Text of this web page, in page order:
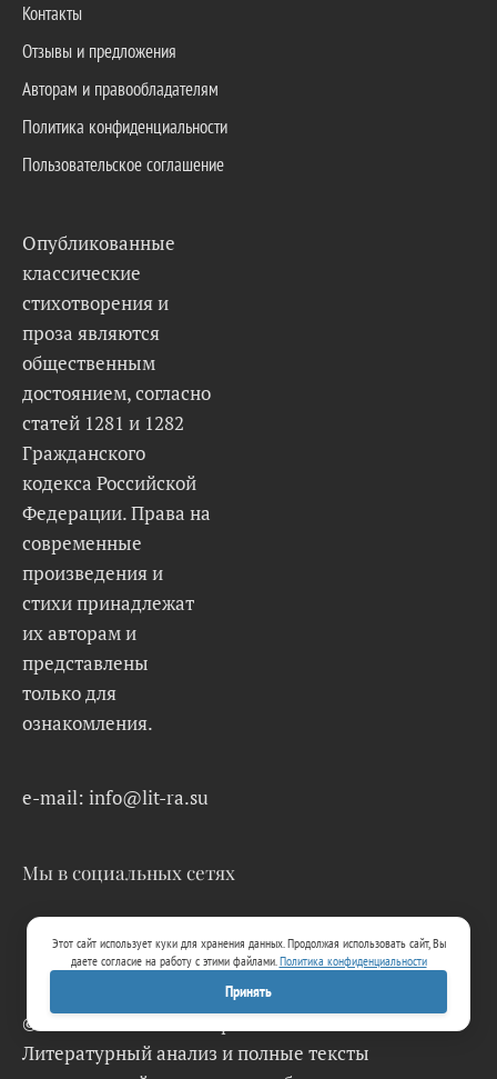
Контакты
Отзывы и предложения
Авторам и правообладателям
Политика конфиденциальности
Пользовательское соглашение
Опубликованные
классические
стихотворения и
проза являются
общественным
достоянием, согласно
статей 1281 и 1282
Гражданского
кодекса Российской
Федерации. Права на
современные
произведения и
стихи принадлежат
их авторам и
представлены
только для
ознакомления.
e-mail: info@lit-ra.su
Мы в социальных сетях
© 2026 Lit-Ra.su. Электронная библиотека.
Литературный анализ и полные тексты
Этот сайт использует куки для хранения данных. Продолжая использовать сайт, Вы
даете согласие на работу с этими файлами.Политика конфиденциальности
Принять